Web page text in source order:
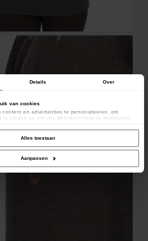
Details Over
van cookies
content en advertenties te personaliseren, om
te bieden en om ons websiteverkeer te analyseren.
analyse. Deze partners kunnen deze gegevens
die u aan ze heeft verstrekt of die ze hebben
gebruik van hun services.
Alles toestaan
Aanpassen